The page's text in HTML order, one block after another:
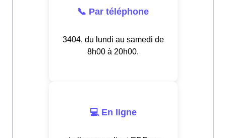
📞 Par téléphone
3404, du lundi au samedi de
8h00 à 20h00.
💻 En ligne